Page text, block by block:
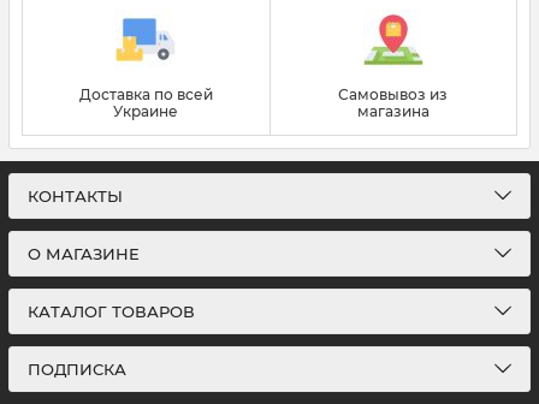
Доставка по всей
Украине
Самовывоз из
магазина
КОНТАКТЫ
О МАГАЗИНЕ
КАТАЛОГ ТОВАРОВ
ПОДПИСКА